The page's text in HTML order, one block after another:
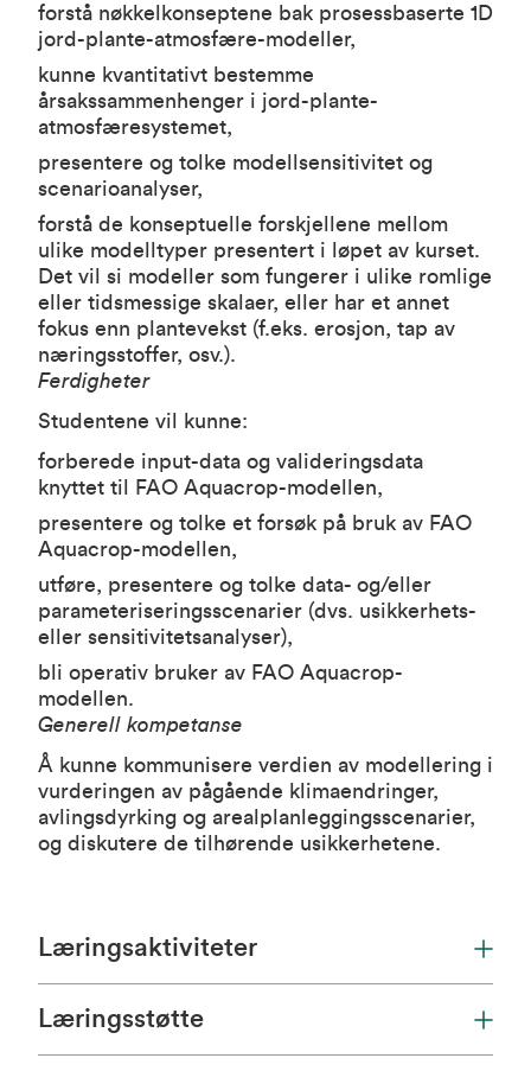
forstå nøkkelkonseptene bak prosessbaserte 1D
jord-plante-atmosfære-modeller,
kunne kvantitativt bestemme
årsakssammenhenger i jord-plante-
atmosfæresystemet,
presentere og tolke modellsensitivitet og
scenarioanalyser,
forstå de konseptuelle forskjellene mellom
ulike modelltyper presentert i løpet av kurset.
Det vil si modeller som fungerer i ulike romlige
eller tidsmessige skalaer, eller har et annet
fokus enn plantevekst (f.eks. erosjon, tap av
næringsstoffer, osv.).
Ferdigheter
Studentene vil kunne:
forberede input-data og valideringsdata
knyttet til FAO Aquacrop-modellen,
presentere og tolke et forsøk på bruk av FAO
Aquacrop-modellen,
utføre, presentere og tolke data- og/eller
parameteriseringsscenarier (dvs. usikkerhets-
eller sensitivitetsanalyser),
bli operativ bruker av FAO Aquacrop-
modellen.
Generell kompetanse
Å kunne kommunisere verdien av modellering i
vurderingen av pågående klimaendringer,
avlingsdyrking og arealplanleggingsscenarier,
og diskutere de tilhørende usikkerhetene.
Læringsaktiviteter
Læringsstøtte